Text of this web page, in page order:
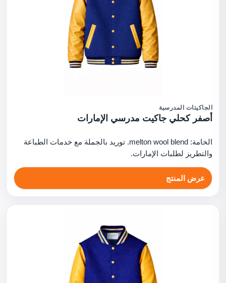
الجاكيتات المدرسية
أصفر كحلي جاكيت مدرسي الإمارات
الخامة: melton wool blend. توريد بالجملة مع خدمات الطباعة
والتطريز لطلبات الإمارات.
عرض المنتج